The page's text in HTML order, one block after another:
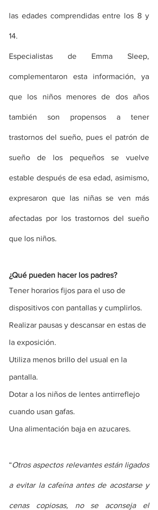
las edades comprendidas entre los 8 y
14.
Especialistas de Emma Sleep,
complementaron esta información, ya
que los niños menores de dos años
también son propensos a tener
trastornos del sueño, pues el patrón de
sueño de los pequeños se vuelve
estable después de esa edad, asimismo,
expresaron que las niñas se ven más
afectadas por los trastornos del sueño
que los niños.
¿Qué pueden hacer los padres?
Tener horarios fijos para el uso de
dispositivos con pantallas y cumplirlos.
Realizar pausas y descansar en estas de
la exposición.
Utiliza menos brillo del usual en la
pantalla.
Dotar a los niños de lentes antirreflejo
cuando usan gafas.
Una alimentación baja en azucares.
“Otros aspectos relevantes están ligados
a evitar la cafeína antes de acostarse y
cenas copiosas, no se aconseja el